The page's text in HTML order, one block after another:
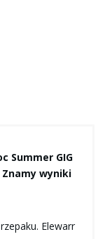
Summer GIG
wyniki
Elewarr